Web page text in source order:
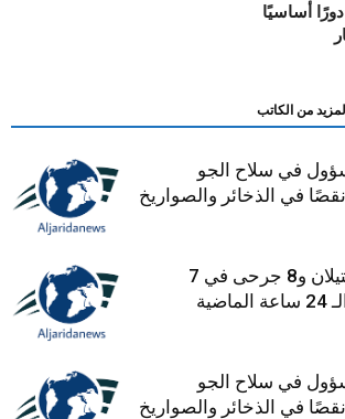
أساسيًا
المزيد من الكاتب
عن مسؤول في سلاح الجو
نقصًا في الذخائر والصواريخ
التحكم المروري: قتيلان و8 جرحى في 7
عن مسؤول في سلاح الجو
نقصًا في الذخائر والصواريخ